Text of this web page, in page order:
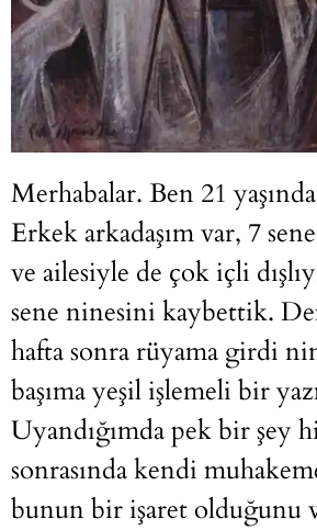
Merhabalar. Ben 21
Erkek arkadaşım var, 7
ve ailesiyle de çok içli
sene ninesini kaybettik.
hafta sonra rüyama girdi
başıma yeşil işlemeli bir
Uyandığımda pek bir şey
sonrasında kendi
bunun bir işaret olduğunu